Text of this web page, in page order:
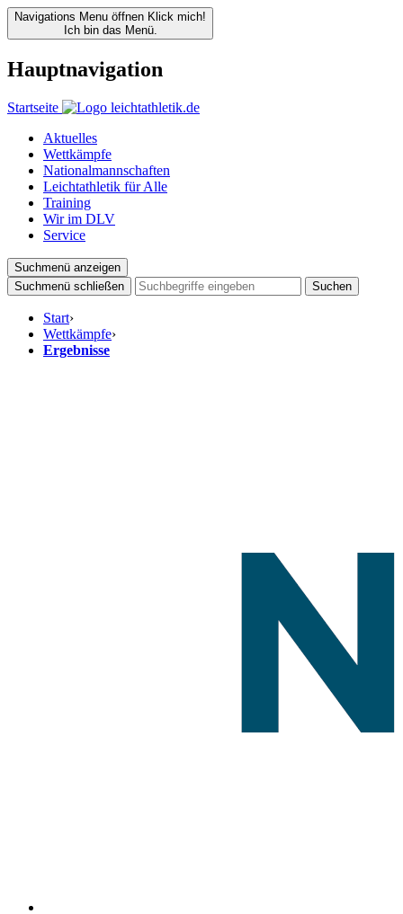
Navigations Menu öffnen Klick mich!
Ich bin das Menü.
Hauptnavigation
Startseite
Aktuelles
Wettkämpfe
Nationalmannschaften
Leichtathletik für Alle
Training
Wir im DLV
Service
Suchmenü anzeigen
Suchmenü schließen
Suchen
Start›
Wettkämpfe›
Ergebnisse